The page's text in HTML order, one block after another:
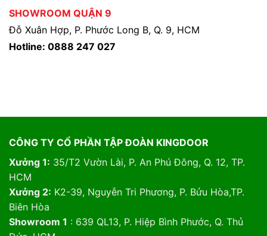
SHOWROOM QUẬN 9
Đỗ Xuân Hợp, P. Phước Long B, Q. 9, HCM
Hotline: 0888 247 027
CÔNG TY CỔ PHẦN TẬP ĐOÀN KINGDOOR
Xưởng 1: 35/T2 Vườn Lài, P. An Phú Đông, Q. 12, TP.
HCM
Xưởng 2: K2-39, Nguyễn Tri Phương, P. Bửu Hòa,TP.
Biên Hòa
Showroom 1 : 639 QL13, P. Hiệp Bình Phước, Q. Thủ